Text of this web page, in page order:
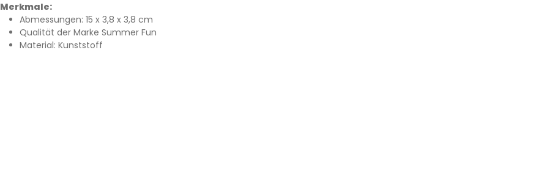
Merkmale:
Abmessungen: 15 x 3,8 x 3,8 cm
Qualität der Marke Summer Fun
Material: Kunststoff